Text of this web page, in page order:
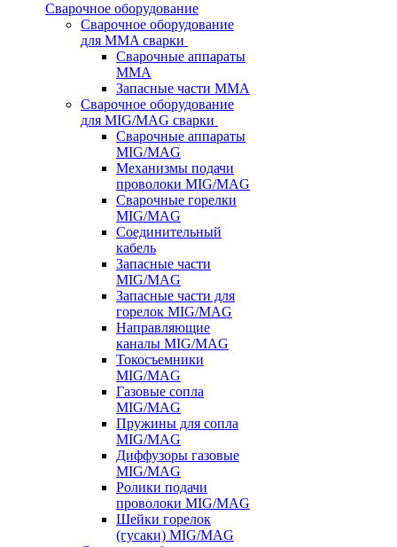
Сварочное оборудование
Сварочное оборудование
для MMA сварки
Сварочные аппараты
MMA
Запасные части MMA
Сварочное оборудование
для MIG/MAG сварки
Сварочные аппараты
MIG/MAG
Механизмы подачи
проволоки MIG/MAG
Сварочные горелки
MIG/MAG
Соединительный
кабель
Запасные части
MIG/MAG
Запасные части для
горелок MIG/MAG
Направляющие
каналы MIG/MAG
Токосъемники
MIG/MAG
Газовые сопла
MIG/MAG
Пружины для сопла
MIG/MAG
Диффузоры газовые
MIG/MAG
Ролики подачи
проволоки MIG/MAG
Шейки горелок
(гусаки) MIG/MAG